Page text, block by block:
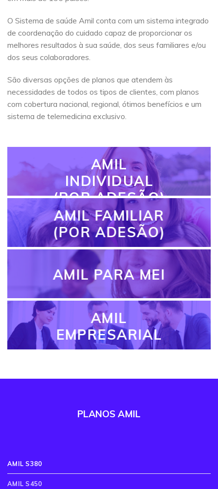
O Sistema de saúde Amil conta com um sistema integrado
de coordenação do cuidado capaz de proporcionar os
melhores resultados à sua saúde, dos seus familiares e/ou
dos seus colaboradores.
São diversas opções de planos que atendem às
necessidades de todos os tipos de clientes, com planos
com cobertura nacional, regional, ótimos benefícios e um
sistema de telemedicina exclusivo.
AMIL
INDIVIDUAL
(POR ADESÃO)
AMIL FAMILIAR
(POR ADESÃO)
AMIL PARA MEI
AMIL
EMPRESARIAL
PLANOS AMIL
AMIL S380
AMIL S450